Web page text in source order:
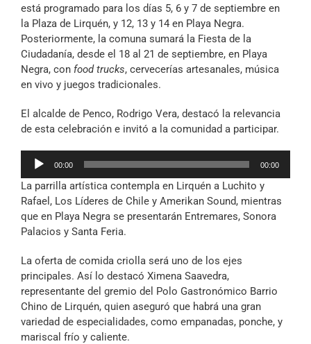
está programado para los días 5, 6 y 7 de septiembre en
la Plaza de Lirquén, y 12, 13 y 14 en Playa Negra.
Posteriormente, la comuna sumará la Fiesta de la
Ciudadanía, desde el 18 al 21 de septiembre, en Playa
Negra, con food trucks, cervecerías artesanales, música
en vivo y juegos tradicionales.
El alcalde de Penco, Rodrigo Vera, destacó la relevancia
de esta celebración e invitó a la comunidad a participar.
Reproductor
audio
00:00 00:00
La parrilla artística contempla en Lirquén a Luchito y
Rafael, Los Líderes de Chile y Amerikan Sound, mientras
que en Playa Negra se presentarán Entremares, Sonora
Palacios y Santa Feria.
La oferta de comida criolla será uno de los ejes
principales. Así lo destacó Ximena Saavedra,
representante del gremio del Polo Gastronómico Barrio
Chino de Lirquén, quien aseguró que habrá una gran
variedad de especialidades, como empanadas, ponche, y
mariscal frío y caliente.